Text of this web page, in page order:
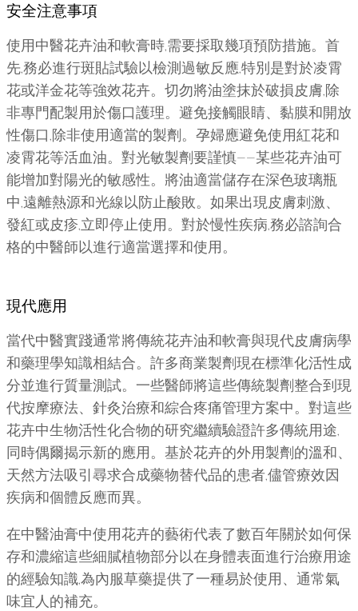
安全注意事項
使用中醫花卉油和軟膏時,需要採取幾項預防措施。首
先,務必進行斑貼試驗以檢測過敏反應,特別是對於凌霄
花或洋金花等強效花卉。切勿將油塗抹於破損皮膚,除
非專門配製用於傷口護理。避免接觸眼睛、黏膜和開放
性傷口,除非使用適當的製劑。孕婦應避免使用紅花和
凌霄花等活血油。對光敏製劑要謹慎——某些花卉油可
能增加對陽光的敏感性。將油適當儲存在深色玻璃瓶
中,遠離熱源和光線以防止酸敗。如果出現皮膚刺激、
發紅或皮疹,立即停止使用。對於慢性疾病,務必諮詢合
格的中醫師以進行適當選擇和使用。
現代應用
當代中醫實踐通常將傳統花卉油和軟膏與現代皮膚病學
和藥理學知識相結合。許多商業製劑現在標準化活性成
分並進行質量測試。一些醫師將這些傳統製劑整合到現
代按摩療法、針灸治療和綜合疼痛管理方案中。對這些
花卉中生物活性化合物的研究繼續驗證許多傳統用途,
同時偶爾揭示新的應用。基於花卉的外用製劑的溫和、
天然方法吸引尋求合成藥物替代品的患者,儘管療效因
疾病和個體反應而異。
在中醫油膏中使用花卉的藝術代表了數百年關於如何保
存和濃縮這些細膩植物部分以在身體表面進行治療用途
的經驗知識,為內服草藥提供了一種易於使用、通常氣
味宜人的補充。